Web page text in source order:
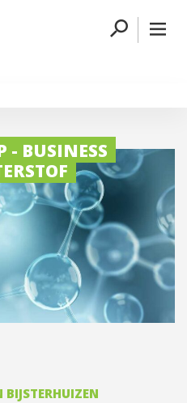
- BUSINESS